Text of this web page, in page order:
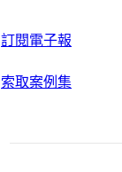
訂閱電子報
索取案例集